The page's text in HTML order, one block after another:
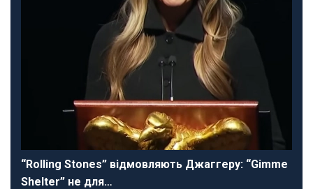
“Rolling Stones” відмовляють Джаггеру: “Gimme
Shelter” не для…